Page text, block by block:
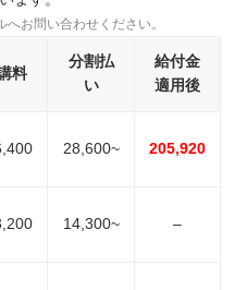
お問い合わせください。
料
分割払
い
給付金
適用後
28,600~ 205,920
14,300~ –